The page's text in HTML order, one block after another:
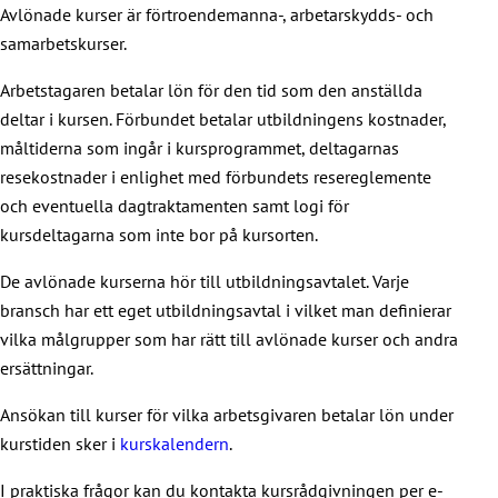
ingår i kursprogrammet samt logi om det behövs. För
yrkesinriktade temakurser betalas inte eller
ansöka om ersättning för resekostnader från förbundet i
enlighet med JHL:s resereglemente.
Yrkesinriktade temakurser är jämförbara med
personalutbildning som ordnas av arbetsgivaren, om
arbetsgivaren deltar i kostnaderna genom att betala
Vi rekommenderar i första hand att du ansöker om avlönade
kursdagar av din arbetsgivare samt om att arbetsgivaren
betalar deltagaravgiften.
Du kan också be att din förening deltar i avgiften, eller
betala avgiften själv.
Avlönade kurser är förtroendemanna-, arbetarskydds- och
samarbetskurser.
Arbetstagaren betalar lön för den tid som den anställda
deltar i kursen. Förbundet betalar utbildningens kostnader,
måltiderna som ingår i kursprogrammet, deltagarnas
resekostnader i enlighet med förbundets resereglemente
och eventuella dagtraktamenten samt logi för
kursdeltagarna som inte bor på kursorten.
De avlönade kurserna hör till utbildningsavtalet. Varje
bransch har ett eget utbildningsavtal i vilket man definierar
vilka målgrupper som har rätt till avlönade kurser och andra
ersättningar.
Ansökan till kurser för vilka arbetsgivaren betalar lön under
kurstiden sker i kurskalendern.
I praktiska frågor kan du kontakta kursrådgivningen per e-